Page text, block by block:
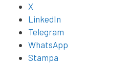
X
LinkedIn
Telegram
WhatsApp
Stampa